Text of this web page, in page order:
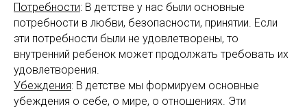
Потребности: В детстве у нас были основные
потребности в любви, безопасности, принятии. Если
эти потребности были не удовлетворены, то
внутренний ребенок может продолжать требовать их
удовлетворения.
Убеждения: В детстве мы формируем основные
убеждения о себе, о мире, о отношениях. Эти